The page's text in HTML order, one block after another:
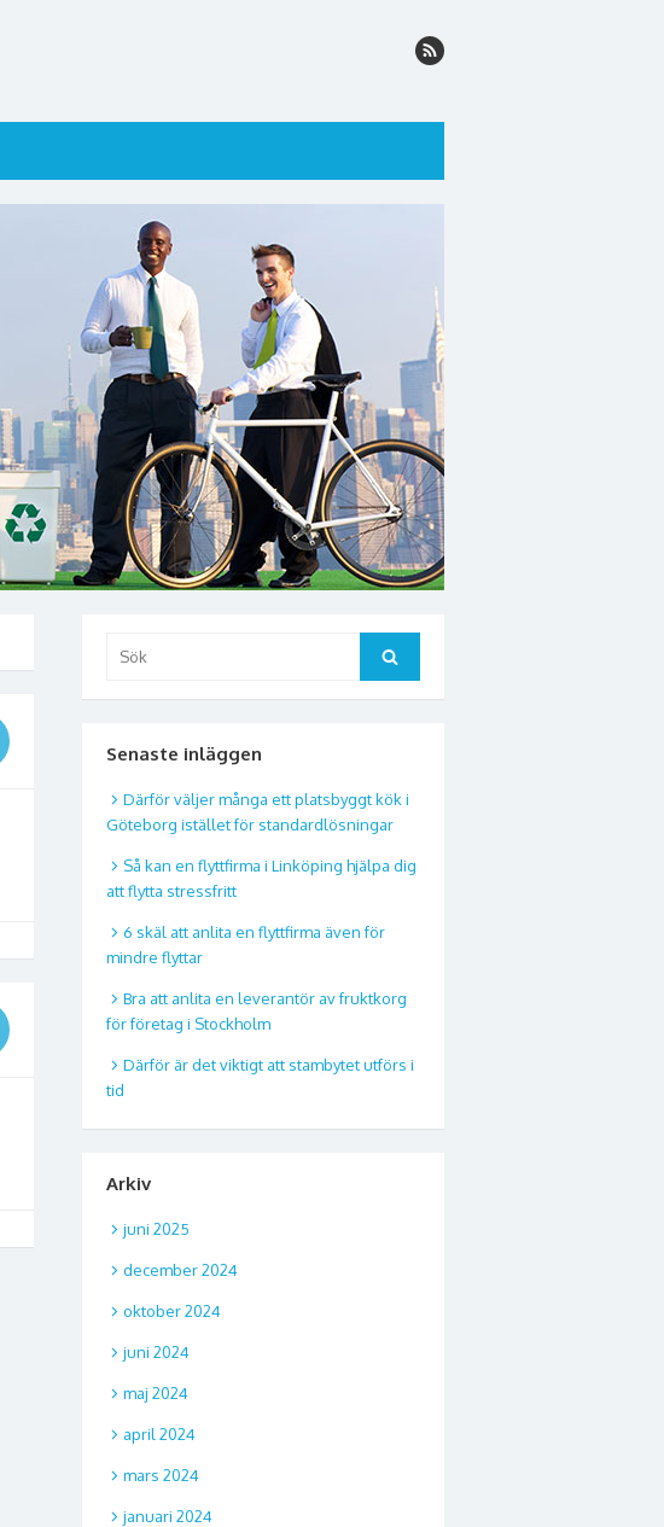
efter:
Sök
Senaste inläggen
Därför väljer många ett platsbyggt kök i
Göteborg istället för standardlösningar
Så kan en flyttfirma i Linköping hjälpa dig
att flytta stressfritt
6 skäl att anlita en flyttfirma även för
mindre flyttar
Bra att anlita en leverantör av fruktkorg
för företag i Stockholm
Därför är det viktigt att stambytet utförs i
tid
Arkiv
juni 2025
december 2024
oktober 2024
juni 2024
maj 2024
april 2024
mars 2024
januari 2024